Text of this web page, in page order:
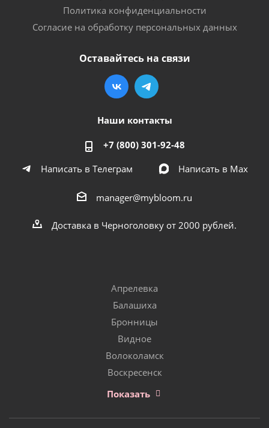
Политика конфиденциальности
Согласие на обработку персональных данных
Оставайтесь на связи
Наши контакты
+7 (800) 301-92-48
Написать в Телеграм
Написать в Мах
manager@mybloom.ru
Доставка в Черноголовку от 2000 рублей.
Апрелевка
Балашиха
Бронницы
Видное
Волоколамск
Воскресенск
Показать